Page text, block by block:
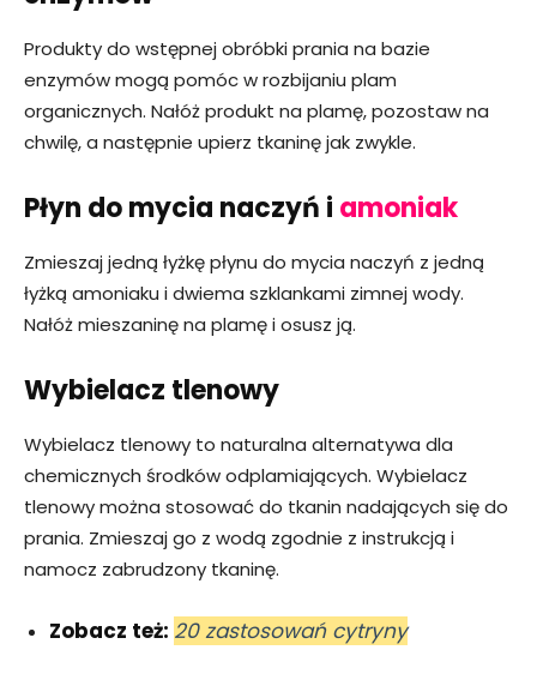
Produkty do wstępnej obróbki prania na bazie
enzymów mogą pomóc w rozbijaniu plam
organicznych. Nałóż produkt na plamę, pozostaw na
chwilę, a następnie upierz tkaninę jak zwykle.
Płyn do mycia naczyń i amoniak
Zmieszaj jedną łyżkę płynu do mycia naczyń z jedną
łyżką amoniaku i dwiema szklankami zimnej wody.
Nałóż mieszaninę na plamę i osusz ją.
Wybielacz tlenowy
Wybielacz tlenowy to naturalna alternatywa dla
chemicznych środków odplamiających. Wybielacz
tlenowy można stosować do tkanin nadających się do
prania. Zmieszaj go z wodą zgodnie z instrukcją i
namocz zabrudzony tkaninę.
Zobacz też: 20 zastosowań cytryny